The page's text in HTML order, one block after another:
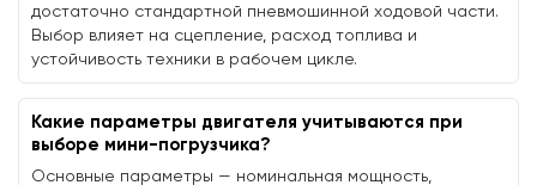
достаточно стандартной пневмошинной ходовой части.
Выбор влияет на сцепление, расход топлива и
устойчивость техники в рабочем цикле.
Какие параметры двигателя учитываются при
выборе мини-погрузчика?
Основные параметры — номинальная мощность,